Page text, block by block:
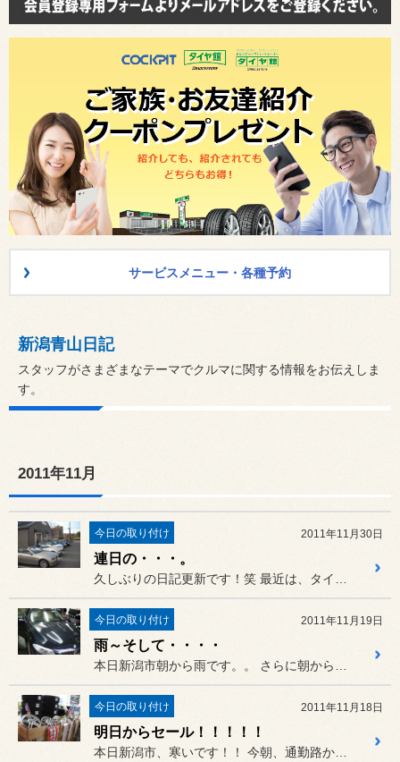
サービスメニュー・各種予約
新潟青山日記
スタッフがさまざまなテーマでクルマに関する情報をお伝えしま
す。
2011年11月
今日の取り付け 2011年11月30日
連日の・・・。
今日の取り付け 2011年11月19日
雨～そして・・・・
今日の取り付け 2011年11月18日
明日からセール！！！！！